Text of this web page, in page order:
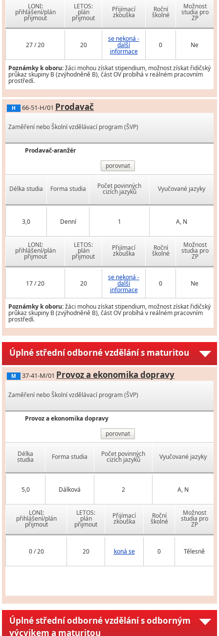
LONI:
přihlášení/plán
přijmout
LETOS:
plán
přijmout
Přijímací
zkouška
Roční
školné
Možnost
studia pro
ZP
27 / 20 20
se nekoná -
další
informace
0 Ne
Poznámky k oboru:žáci mohou získat stipendium, možnost získat řidičský
průkaz skupiny B (zvýhodněně B), část OV probíhá v reálném pracovním
prostředí.
H 66-51-H/01 Prodavač
Zaměření nebo Školní vzdělávací program (ŠVP)
Prodavač-aranžér
porovnat
Délka studia Forma studia Počet povinných
cizích jazyků Vyučované jazyky
3,0 Denní 1 A, N
LONI:
přihlášení/plán
přijmout
LETOS:
plán
přijmout
Přijímací
zkouška
Roční
školné
Možnost
studia pro
ZP
17 / 20 20
se nekoná -
další
informace
0 Ne
Poznámky k oboru:žáci mohou získat stipendium, možnost získat řidičský
průkaz skupiny B (zvýhodněně B), část OV probíhá v reálném pracovním
prostředí.
Úplné střední odborné vzdělání s maturitou
M 37-41-M/01 Provoz a ekonomika dopravy
Zaměření nebo Školní vzdělávací program (ŠVP)
Provoz a ekonomika dopravy
porovnat
Délka
studia Forma studia Počet povinných
cizích jazyků Vyučované jazyky
5,0 Dálková 2 A, N
LONI:
přihlášení/plán
přijmout
LETOS:
plán
přijmout
Přijímací
zkouška
Roční
školné
Možnost
studia pro
ZP
0 / 20 20 koná se 0 Tělesně
Úplné střední odborné vzdělání s odborným
výcvikem a maturitou